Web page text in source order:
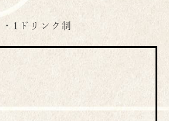
1ドリンク制